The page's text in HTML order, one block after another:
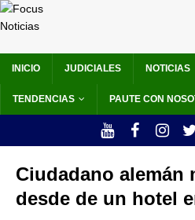
INICIO JUDICIALES NOTICIAS
TENDENCIAS PAUTE CON
Ciudadano alemán
desde de un hotel